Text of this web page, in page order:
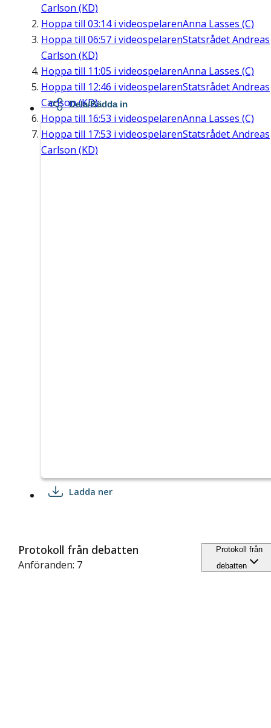
Carlson (KD)
Hoppa till 03:14i videospelarenAnna Lasses (C)
Hoppa till 06:57 i videospelarenStatsrådet Andreas
Carlson (KD)
Hoppa till 11:05 i videospelarenAnna Lasses (C)
Hoppa till 12:46 i videospelarenStatsrådet Andreas
Carlson (KD)
Hoppa till 16:53 i videospelarenAnna Lasses (C)
Hoppa till 17:53 i videospelarenStatsrådet Andreas
Carlson (KD)
Dela/Bädda in
Ladda ner
Protokoll från debatten
Anföranden: 7
Protokoll från
debatten